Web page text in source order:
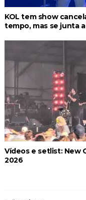
KOL tem show
tempo, mas se junta
Vídeos e setlist: New
2026